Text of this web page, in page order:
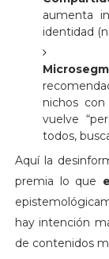
aumenta
identidad
nichos
vuelve
todos,
Aquí la
premia lo que
hay intención
de contenidos